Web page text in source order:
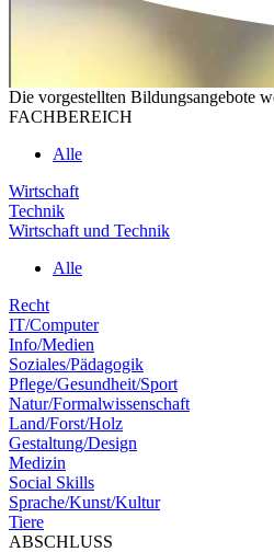
Die vorgestellten Bildungsangebote
FACHBEREICH
Alle
Wirtschaft
Technik
Wirtschaft und Technik
Alle
Recht
IT/Computer
Info/Medien
Soziales/Pädagogik
Pflege/Gesundheit/Sport
Natur/Formalwissenschaft
Land/Forst/Holz
Gestaltung/Design
Medizin
Social Skills
Sprache/Kunst/Kultur
Tiere
ABSCHLUSS